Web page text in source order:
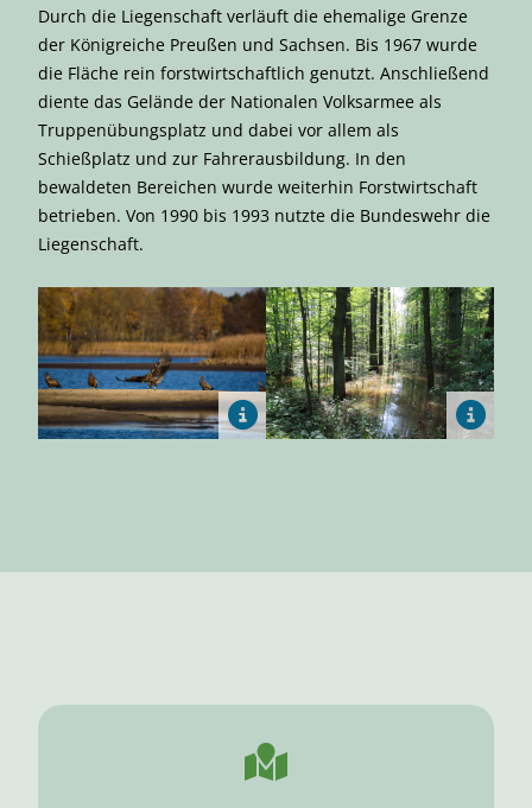
Durch die Liegenschaft verläuft die ehemalige Grenze
der Königreiche Preußen und Sachsen. Bis 1967 wurde
die Fläche rein forstwirtschaftlich genutzt. Anschließend
diente das Gelände der Nationalen Volksarmee als
Truppenübungsplatz und dabei vor allem als
Schießplatz und zur Fahrerausbildung. In den
bewaldeten Bereichen wurde weiterhin Forstwirtschaft
betrieben. Von 1990 bis 1993 nutzte die Bundeswehr die
Liegen­schaft.